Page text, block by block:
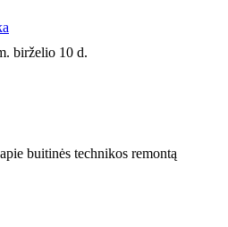
birželio 10 d.
buitinės technikos remontą